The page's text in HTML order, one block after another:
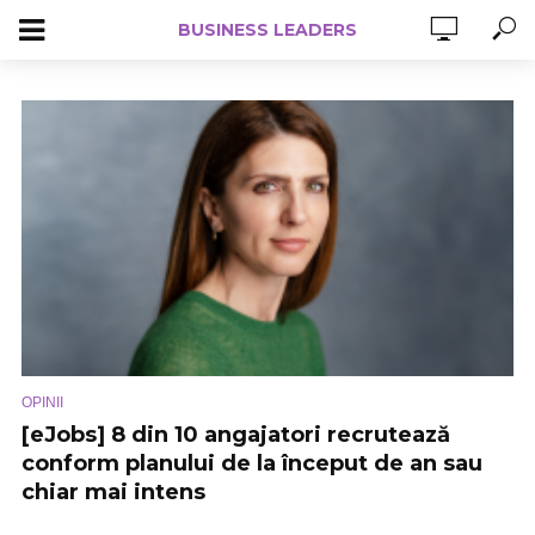
BUSINESS LEADERS
OPINII
[eJobs] 8 din 10 angajatori recrutează
conform planului de la început de an sau
chiar mai intens